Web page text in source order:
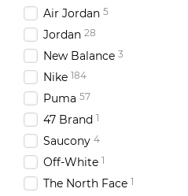
Air Jordan 5
Jordan 28
New Balance 3
Nike 184
Puma 57
47 Brand 1
Saucony 4
Off-White 1
The North Face 1